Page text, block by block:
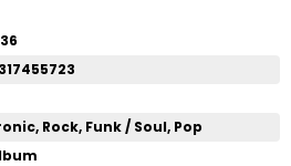
Rock, Funk / Soul, Pop